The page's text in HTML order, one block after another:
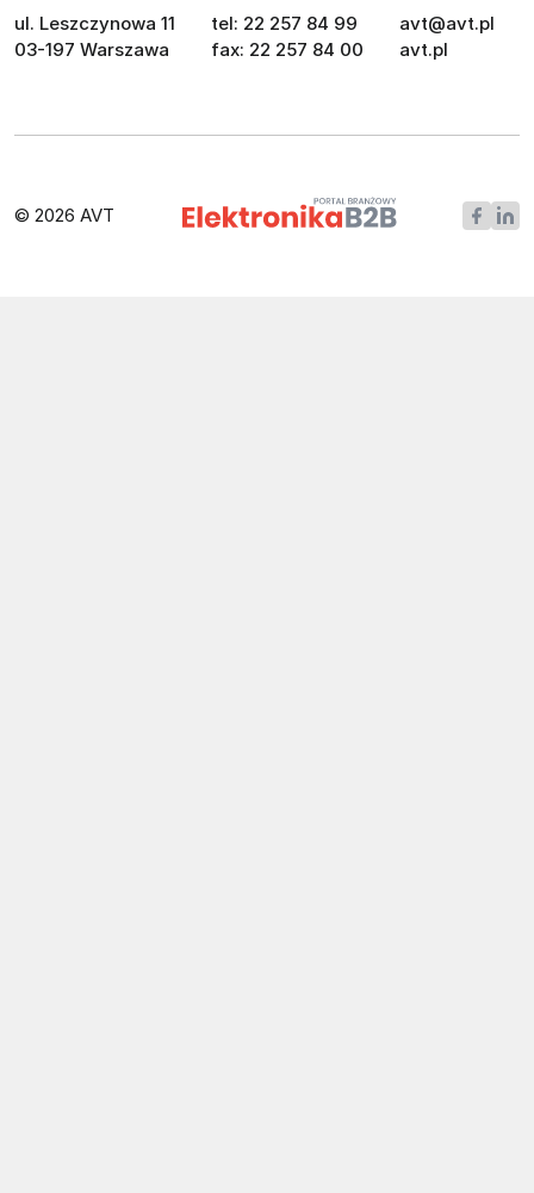
ul. Leszczynowa 11
03-197 Warszawa
tel: 22 257 84 99
fax: 22 257 84 00
avt@avt.pl
avt.pl
© 2026 AVT